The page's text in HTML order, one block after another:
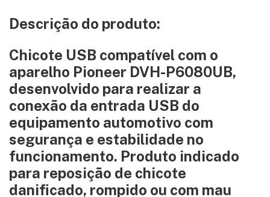
Descrição do produto:
Chicote USB compatível com o
aparelho Pioneer DVH-P6080UB,
desenvolvido para realizar a
conexão da entrada USB do
equipamento automotivo com
segurança e estabilidade no
funcionamento. Produto indicado
para reposição de chicote
danificado, rompido ou com mau